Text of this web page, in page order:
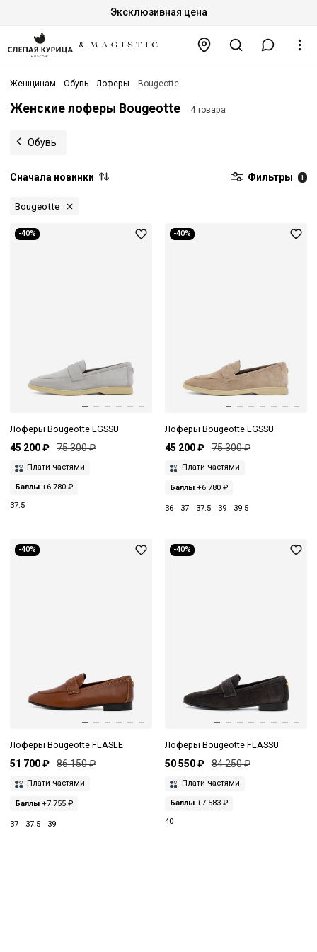
Эксклюзивная цена
Женщинам Обувь Лоферы Bougeotte
Женские лоферы Bougeotte 4 товара
Обувь
Сначала новинки Фильтры 1
Bougeotte
-40%
Лоферы Bougeotte LGSSU
45 200 ₽ 75 300 ₽
Плати частями
Баллы +6 780 ₽
37.5
-40%
Лоферы Bougeotte LGSSU
45 200 ₽ 75 300 ₽
Плати частями
Баллы+6 780 ₽
36 37 37.5 39 39.5
-40%
Лоферы Bougeotte FLASLE
51 700 ₽ 86 150 ₽
Плати частями
Баллы +7 755 ₽
37 37.5 39
-40%
Лоферы Bougeotte FLASSU
50 550 ₽ 84 250 ₽
Плати частями
Баллы+7 583 ₽
40